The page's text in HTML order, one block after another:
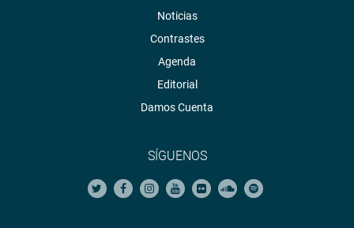
Noticias
Contrastes
Agenda
Editorial
Damos Cuenta
SÍGUENOS